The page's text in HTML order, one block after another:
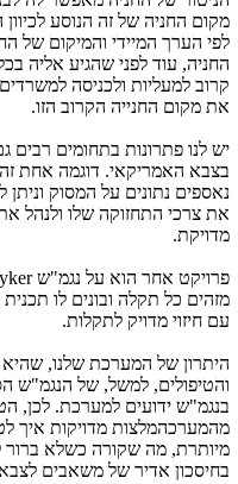
מקום החניה של זה הנוסע לכיוון
לפי הערך המיידי והמיקום של
החניה, עוד לפני שהגיע אליה
קרוב למעליות ולכניסה
את מקום החנייה הקרוב הזו.
יש לנו פתרונות בתחומים רבים
בצבא האמריקאי. דוגמה אחת
נאספים נתונים על המסוק
את צרכי התחזוקה שלו ולנהל
מדויקת.
פרויקט אחר הוא על נגמ"ש
מזהים כל תקלה ובונים לו
עם חיזוי מדויק לתקלות.
היתרון של המערכת שלנו,
והטיפולים, למשל, של הנגמ"ש
בנגמ"ש ידועים למערכת. לכן,
מהמערכהמלצות מדויקות איך
מיותרת, מה שקורה כשלא
בחיסכון אדיר של משאבים